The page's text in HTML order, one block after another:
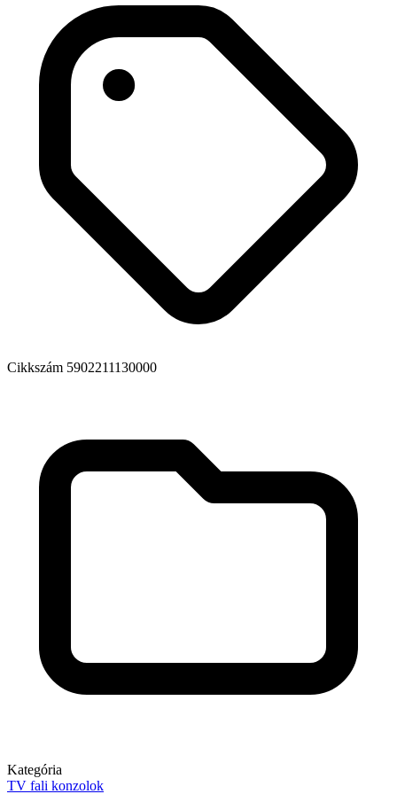
Cikkszám 5902211130000
Kategória
TV fali konzolok